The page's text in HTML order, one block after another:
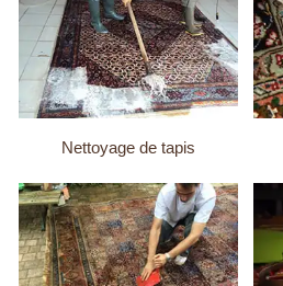
Nettoyage de tapis